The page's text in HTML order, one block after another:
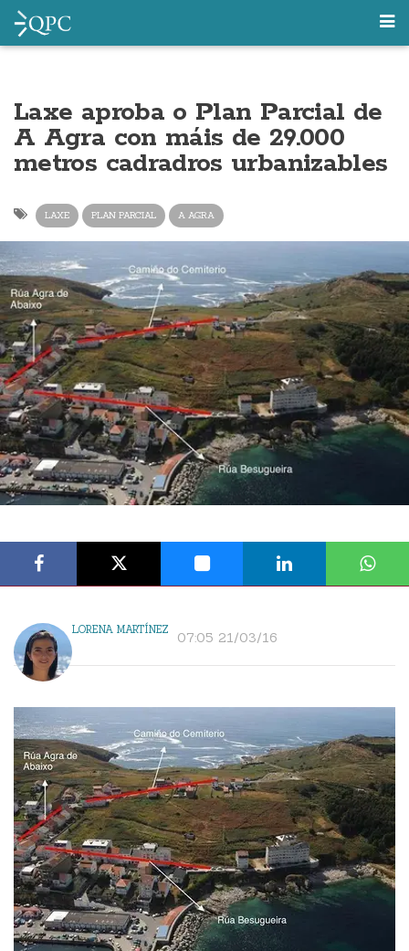
Laxe aproba o Plan Parcial de
A Agra con máis de 29.000
metros cadradros urbanizables
LAXE PLAN PARCIAL A AGRA
LORENA MARTÍNEZ 07:05 21/03/16